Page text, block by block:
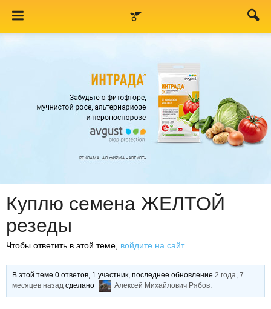
Куплю семена ЖЕЛТОЙ
резеды
Чтобы ответить в этой теме, войдите на сайт.
В этой теме 0 ответов, 1 участник, последнее обновление2 года, 7
месяцев назад сделано Алексей Михайлович Рябов.